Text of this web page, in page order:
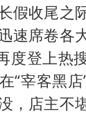
白海豚登陆前
生产也能“拼单
假收尾之
速席卷各
度登上热
“宰客黑
，店主不